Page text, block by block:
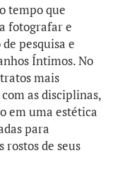
tempo que
fotografar e
pesquisa e
Íntimos. No
mais
as disciplinas,
em uma estética
para
rostos de seus